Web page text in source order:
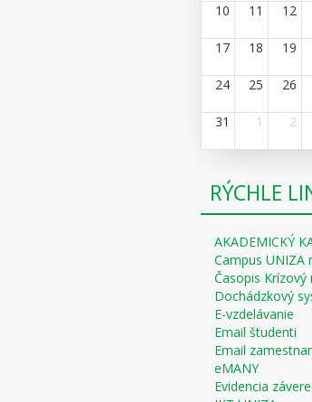
10 11 12
17 18 19
24 25 26
31 1 2
RÝCHLE
AKADEMICKÝ
Campus UNIZA
Časopis
Dochádzkový
E-vzdelávanie
Email študenti
Email
eMANY
Evidencia